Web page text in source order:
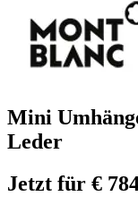
Mini
Leder
Jetzt für €